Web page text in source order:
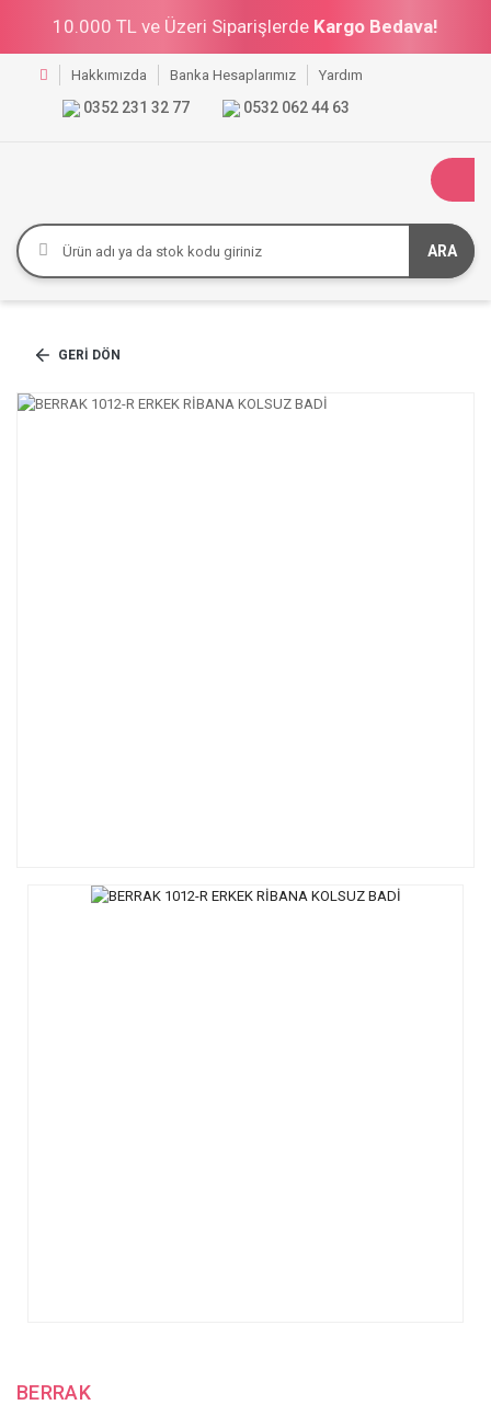
10.000 TL ve Üzeri Siparişlerde Kargo Bedava!
Hakkımızda Banka Hesaplarımız Yardım
0352 231 32 77 0532 062 44 63
ARA
GERI DÖN
BERRAK